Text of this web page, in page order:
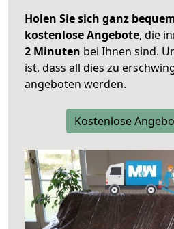
Holen Sie sich ganz
kostenlose Angebote, die
2 Minuten bei Ihnen sind.
ist, dass all dies zu
angeboten werden.
Kostenlose